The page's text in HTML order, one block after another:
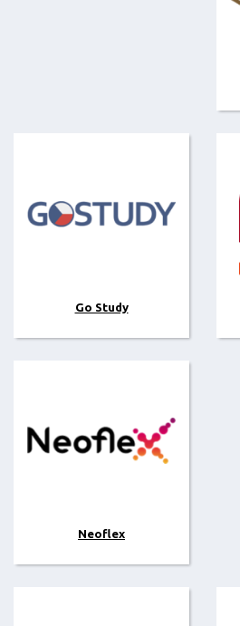
Go Study
Neoflex